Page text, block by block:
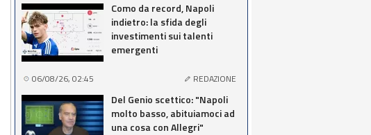
Como da record, Napoli
indietro: la sfida degli
investimenti sui talenti
emergenti
06/08/26, 02:45 REDAZIONE
Del Genio scettico: "Napoli
molto basso, abituiamoci ad
una cosa con Allegri"